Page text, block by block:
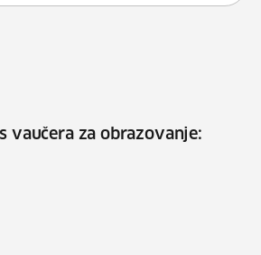
vaučera za obrazovanje: